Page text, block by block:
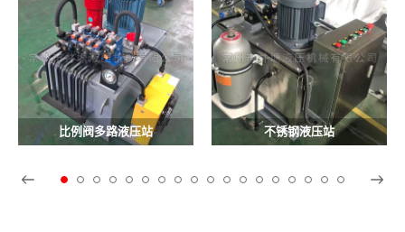
比例阀多路液压站 不锈钢液压站